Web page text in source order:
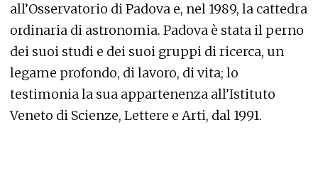
all’Osservatorio di Padova e, nel 1989, la cattedra
ordinaria di astronomia. Padova è stata il perno
dei suoi studi e dei suoi gruppi di ricerca, un
legame profondo, di lavoro, di vita; lo
testimonia la sua appartenenza all’Istituto
Veneto di Scienze, Lettere e Arti, dal 1991.